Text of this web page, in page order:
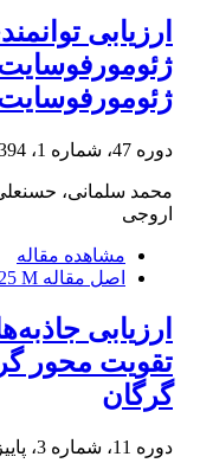
ارزیابی
دوره 47، شماره 1، 1394، صفحه
محمد سلمانی،
اروجی
مشاهده مقاله
اصل مقاله M
ارزیابی
تقویت محور
گرگان
دوره 11، شماره 3، پاییز 1403، صفحه